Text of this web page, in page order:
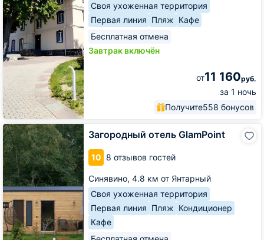
Своя ухоженная территория
Первая линия Пляж Кафе
Бесплатная отмена
Завтрак включён
от11 160руб.
за 1 ночь
Получите558 бонусов
Загородный отель GlamPoint
10 8 отзывов гостей
Синявино, 4.8 км от Янтарный
Своя ухоженная территория
Первая линия Пляж Кондиционер
Кафе
Загородный
отель
GlamPoint